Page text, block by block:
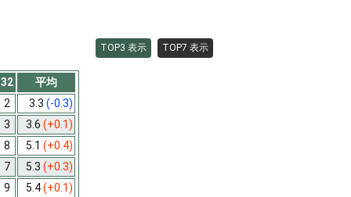
TOP3 表示 TOP7 表示
32
平均
2 3.3 (-0.3)
3 3.6 (+0.1)
8 5.1 (+0.4)
7 5.3 (+0.3)
9 5.4(+0.1)